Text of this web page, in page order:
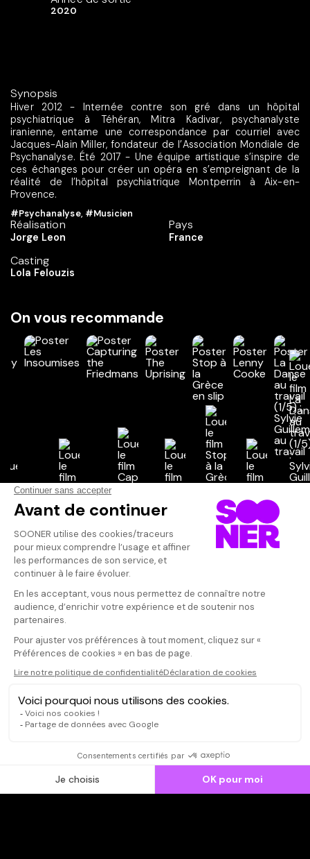
2020
Synopsis
Hiver 2012 - Internée contre son gré dans un hôpital
psychiatrique à Téhéran, Mitra Kadivar, psychanalyste
iranienne, entame une correspondance par courriel avec
Jacques-Alain Miller, fondateur de l’Association Mondiale de
Psychanalyse. Été 2017 - Une équipe artistique s’inspire de
ces échanges pour créer un opéra en s’empreignant de la
réalité de l’hôpital psychiatrique Montperrin à Aix-en-
Provence.
#Psychanalyse, #Musicien
Réalisation
Jorge Leon
Casting
Lola Felouzis
Pays
France
On vous recommande
Vos avis
Donnez votre avis
Votre note
Votre commentaire
Il faut vous connecter pour
publier un avis
CONNEXION
Qui sommes-nous ?